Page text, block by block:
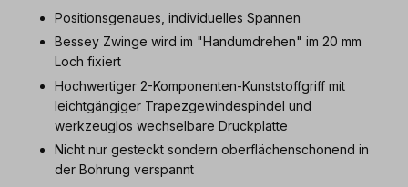
Positionsgenaues, individuelles Spannen
Bessey Zwinge wird im "Handumdrehen" im 20 mm
Loch fixiert
Hochwertiger 2-Komponenten-Kunststoffgriff mit
leichtgängiger Trapezgewindespindel und
werkzeuglos wechselbare Druckplatte
Nicht nur gesteckt sondern oberflächenschonend in
der Bohrung verspannt